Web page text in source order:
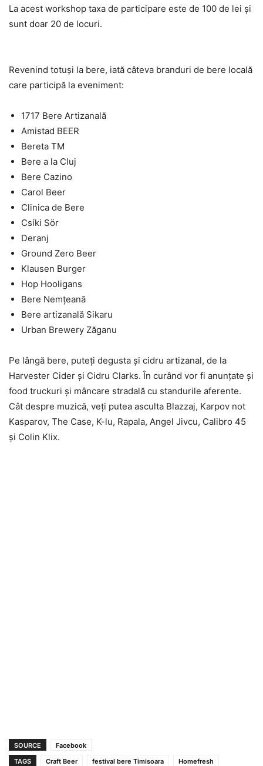
La acest workshop taxa de participare este de 100 de lei şi
sunt doar 20 de locuri.
Revenind totuşi la bere, iată câteva branduri de bere locală
care participă la eveniment:
1717 Bere Artizanală
Amistad BEER
Bereta TM
Bere a la Cluj
Bere Cazino
Carol Beer
Clinica de Bere
Csíki Sör
Deranj
Ground Zero Beer
Klausen Burger
Hop Hooligans
Bere Nemţeană
Bere artizanală Sikaru
Urban Brewery Zăganu
Pe lângă bere, puteţi degusta şi cidru artizanal, de la
Harvester Cider şi Cidru Clarks. În curând vor fi anunţate şi
food truckuri şi mâncare stradală cu standurile aferente.
Cât despre muzică, veţi putea asculta Blazzaj, Karpov not
Kasparov, The Case, K-lu, Rapala, Angel Jivcu, Calibro 45
şi Colin Klix.
SOURCE
Facebook
TAGS
Craft Beer festival bere Timisoara Homefresh